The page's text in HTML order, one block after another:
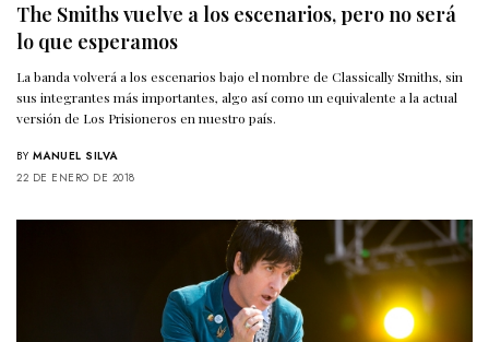
The Smiths vuelve a los escenarios, pero no será
lo que esperamos
La banda volverá a los escenarios bajo el nombre de Classically Smiths, sin
sus integrantes más importantes, algo así como un equivalente a la actual
versión de Los Prisioneros en nuestro país.
BY MANUEL SILVA
22 DE ENERO DE 2018